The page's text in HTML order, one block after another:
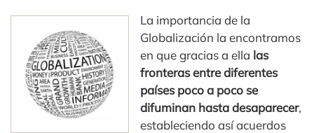
La importancia de la
Globalización la encontramos
en que gracias a ella las
fronteras entre diferentes
países poco a poco se
difuminan hasta desaparecer,
estableciendo así acuerdos